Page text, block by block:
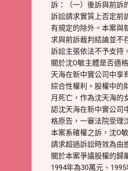
訴：（一）後訴與前訴
訴訟請求實質上否定前
有規定的除外。本案與
求與前訴裁判結論並不
訴訟主張依法不予支持。
關於沈O敏主體是否適
天海在新中實公司中享
綜合性權利。股權中的
月死亡，作為沈天海的
認沈天海在新中實公司
格原告，一審法院受理
本案系確權之訴，沈O
請求超過訴訟時效為由
關於本案爭議股權的歸
1994年為30萬元、